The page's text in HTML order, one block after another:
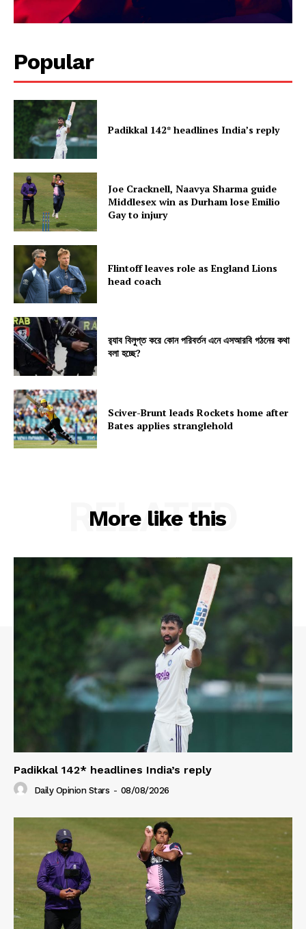
Popular
Padikkal 142* headlines India’s reply
Joe Cracknell, Naavya Sharma guide
Middlesex win as Durham lose Emilio
Gay to injury
Flintoff leaves role as England Lions
head coach
র‍্যাব বিলুপ্ত করে কোন পরিবর্তন এনে এসআরবি গঠনের কথা
বলা হচ্ছে?
Sciver-Brunt leads Rockets home after
Bates applies stranglehold
More like this
RELATED
Padikkal 142* headlines India’s reply
Daily Opinion Stars - 08/08/2026